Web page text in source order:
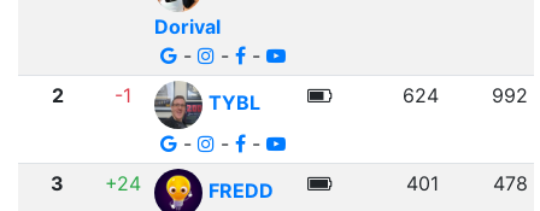
Dorival
-
- -
2 -1
TYBL
-
- -
624 992
3 +24
FREDD
401 478